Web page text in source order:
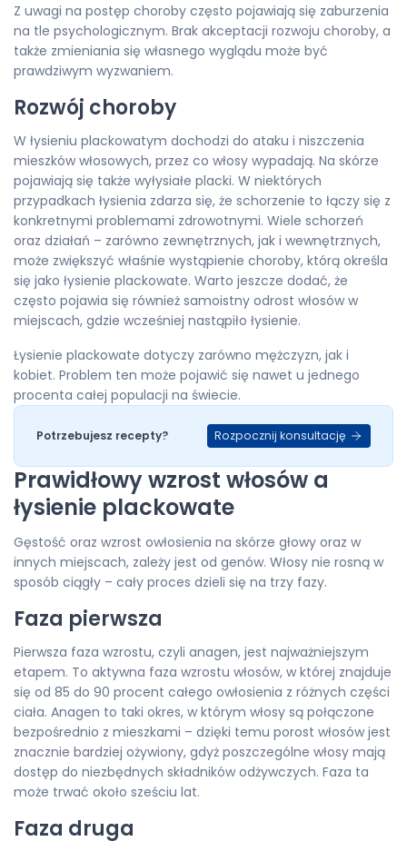
Z uwagi na postęp choroby często pojawiają się zaburzenia
na tle psychologicznym. Brak akceptacji rozwoju choroby, a
także zmieniania się własnego wyglądu może być
prawdziwym wyzwaniem.
Rozwój choroby
W łysieniu plackowatym dochodzi do ataku i niszczenia
mieszków włosowych, przez co włosy wypadają. Na skórze
pojawiają się także wyłysiałe placki. W niektórych
przypadkach łysienia zdarza się, że schorzenie to łączy się z
konkretnymi problemami zdrowotnymi. Wiele schorzeń
oraz działań – zarówno zewnętrznych, jak i wewnętrznych,
może zwiększyć właśnie wystąpienie choroby, którą określa
się jako łysienie plackowate. Warto jeszcze dodać, że
często pojawia się również samoistny odrost włosów w
miejscach, gdzie wcześniej nastąpiło łysienie.
Łysienie plackowate dotyczy zarówno mężczyzn, jak i
kobiet. Problem ten może pojawić się nawet u jednego
procenta całej populacji na świecie.
Potrzebujesz recepty? Rozpocznij konsultację
Prawidłowy wzrost włosów a
łysienie plackowate
Gęstość oraz wzrost owłosienia na skórze głowy oraz w
innych miejscach, zależy jest od genów. Włosy nie rosną w
sposób ciągły – cały proces dzieli się na trzy fazy.
Faza pierwsza
Pierwsza faza wzrostu, czyli anagen, jest najważniejszym
etapem. To aktywna faza wzrostu włosów, w której znajduje
się od 85 do 90 procent całego owłosienia z różnych części
ciała. Anagen to taki okres, w którym włosy są połączone
bezpośrednio z mieszkami – dzięki temu porost włosów jest
znacznie bardziej ożywiony, gdyż poszczególne włosy mają
dostęp do niezbędnych składników odżywczych. Faza ta
może trwać około sześciu lat.
Faza druga